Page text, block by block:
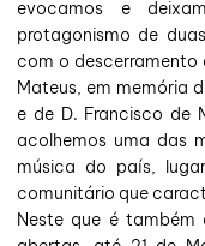
evocamos e
protagonismo de
com o descerramento
Mateus, em memória
e de D. Francisco de
acolhemos uma das
música do país,
comunitário que
Neste que é também